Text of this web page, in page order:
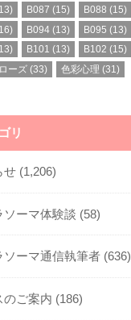
B087 (15) B088 (15)
B094 (13) B095 (13)
B101 (13) B102 (15)
ーズ (33) 色彩心理 (31)
リ
せ (1,206)
ソーマ体験談 (58)
ソーマ通信執筆者 (636)
のご案内 (186)